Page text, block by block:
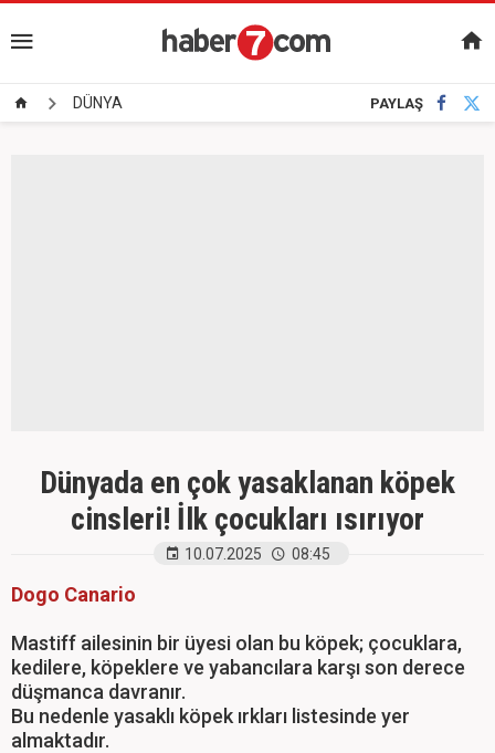
DÜNYA PAYLAŞ
Dünyada en çok yasaklanan köpek
cinsleri! İlk çocukları ısırıyor
10.07.2025 08:45
Dogo Canario
Mastiff ailesinin bir üyesi olan bu köpek; çocuklara,
kedilere, köpeklere ve yabancılara karşı son derece
düşmanca davranır.
Bu nedenle yasaklı köpek ırkları listesinde yer
almaktadır.